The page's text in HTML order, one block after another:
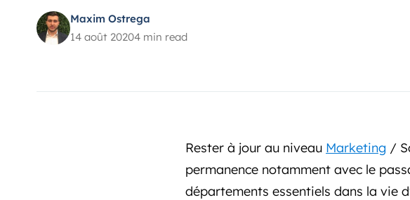
Maxim Ostrega
14 août 20204 min read
Rester à jour au niveau Marketing /
permanence notamment avec le
départements essentiels dans la vie